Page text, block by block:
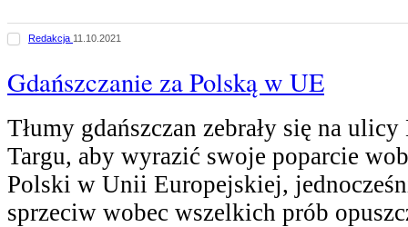
Redakcja 11.10.2021
Gdańszczanie za Polską w UE
Tłumy gdańszczan zebrały się na
Targu, aby wyrazić swoje poparcie
Polski w Unii Europejskiej,
sprzeciw wobec wszelkich prób